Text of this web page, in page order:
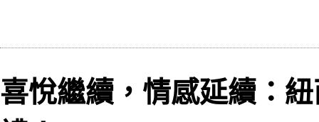
喜悅繼續，情感延續：